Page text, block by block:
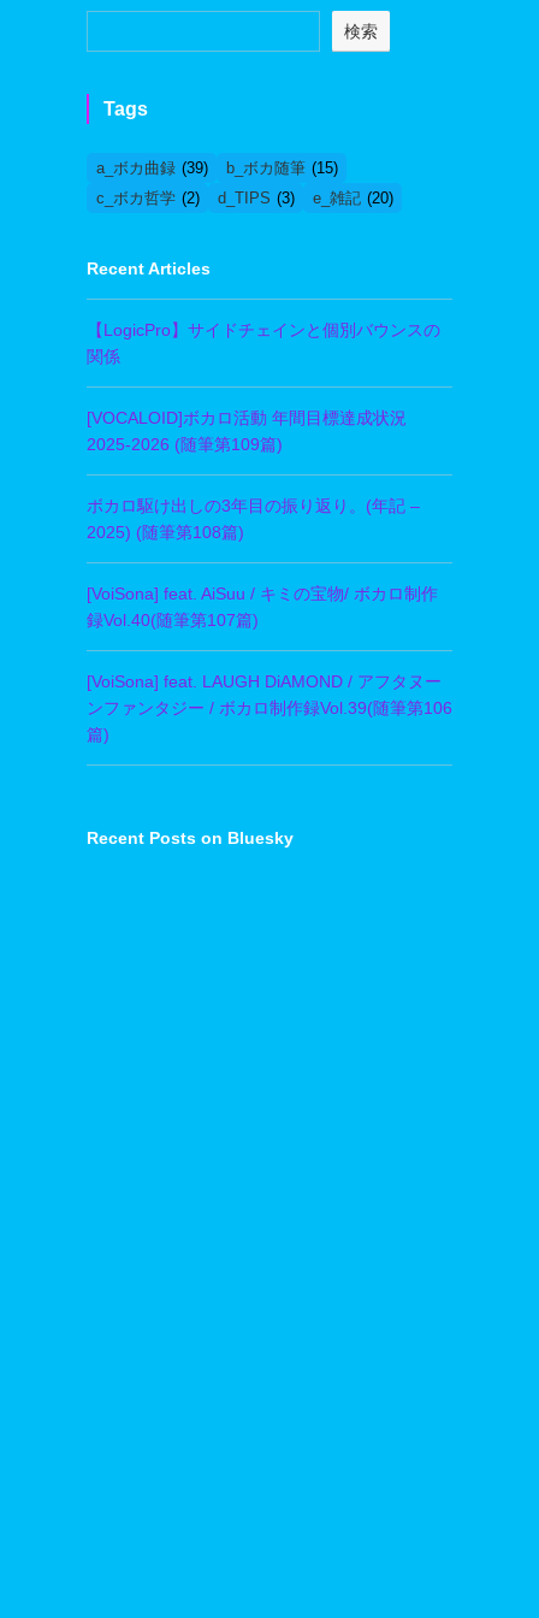
検索
Tags
a_ボカ曲録 (39) b_ボカ随筆 (15)
c_ボカ哲学 (2) d_TIPS (3) e_雑記 (20)
Recent Articles
【LogicPro】サイドチェインと個別バウンスの
関係
[VOCALOID]ボカロ活動 年間目標達成状況
2025-2026 (随筆第109篇)
ボカロ駆け出しの3年目の振り返り。(年記 –
2025) (随筆第108篇)
[VoiSona] feat. AiSuu / キミの宝物/ ボカロ制作
録Vol.40(随筆第107篇)
[VoiSona] feat. LAUGH DiAMOND / アフタヌー
ンファンタジー / ボカロ制作録Vol.39(随筆第106
篇)
Recent Posts on Bluesky